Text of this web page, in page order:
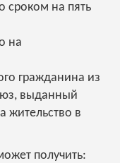
сроком на пять
на
гражданина из
выданный
жительство в
получить: